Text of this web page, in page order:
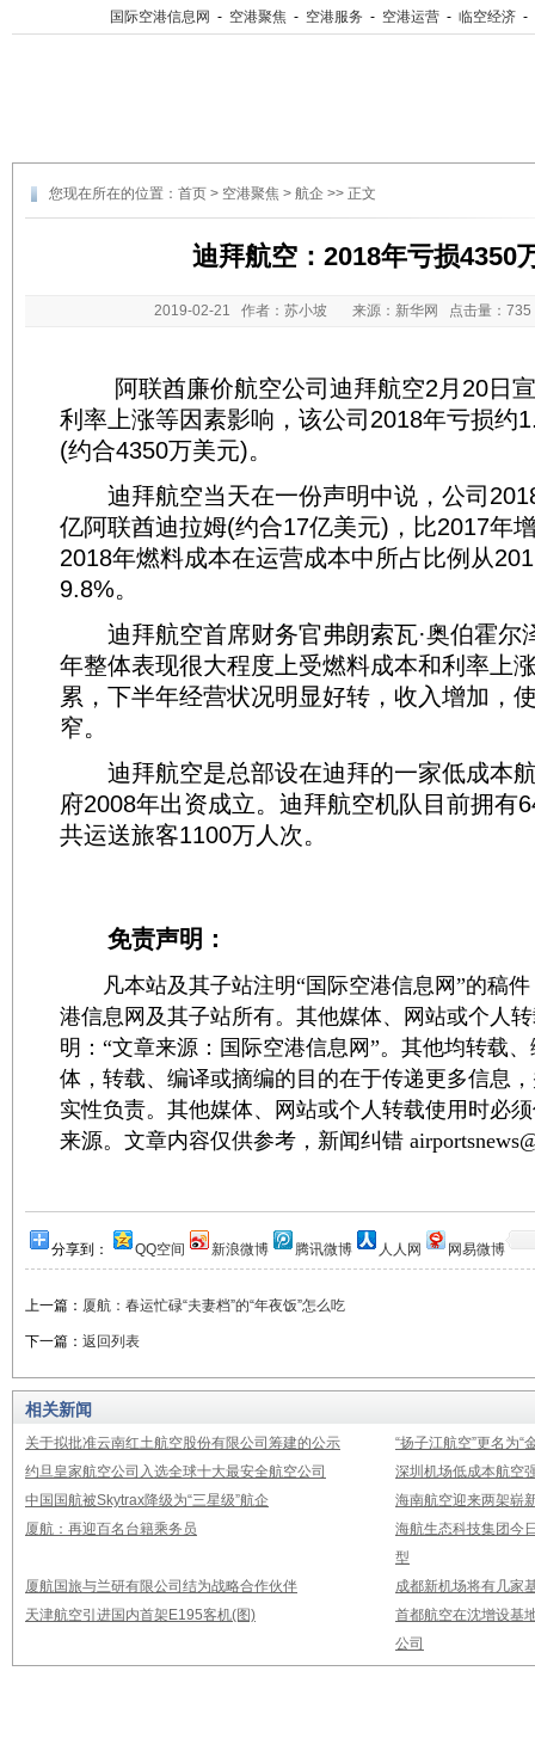
国际空港信息网 - 空港聚焦 - 空港服务 - 空港运营 - 临空经济 -
您现在所在的位置： 首页 > 空港聚焦 > 航企 >> 正文
迪拜航空：2018年亏损4350
2019-02-21 作者：苏小坡 来源：新华网 点击量：
阿联酋廉价航空公司迪拜航空2月20日宣
利率上涨等因素影响，该公司2018年亏损约
(约合4350万美元)。
迪拜航空当天在一份声明中说，公司
亿阿联酋迪拉姆(约合17亿美元)，比2017年
2018年燃料成本在运营成本中所占比例从
9.8%。
迪拜航空首席财务官弗朗索瓦·奥伯霍尔
年整体表现很大程度上受燃料成本和利率上
累，下半年经营状况明显好转，收入增加，
窄。
迪拜航空是总部设在迪拜的一家低成本
府2008年出资成立。迪拜航空机队目前拥有
共运送旅客1100万人次。
免责声明：
凡本站及其子站注明“国际空港信息网”的稿件
港信息网及其子站所有。其他媒体、网站或个人
明：“文章来源：国际空港信息网”。其他均转载
体，转载、编译或摘编的目的在于传递更多信息
实性负责。其他媒体、网站或个人转载使用时必
来源。文章内容仅供参考，新闻纠错
分享到： QQ空间 新浪微博 腾讯微博 人人网 网易微博
上一篇： 厦航：春运忙碌“夫妻档”的“年夜饭”怎么吃
下一篇： 返回列表
相关新闻
关于拟批准云南红土航空股份有限公司筹建的公示
“扬子江航空”更名为“
约旦皇家航空公司入选全球十大最安全航空公司
深圳机场低成本航空
中国国航被Skytrax降级为“三星级”航企
海南航空迎来两架崭
厦航：再迎百名台籍乘务员
海航生态科技集团今
型
厦航国旅与兰研有限公司结为战略合作伙伴
成都新机场将有几家
天津航空引进国内首架E195客机(图)
首都航空在沈增设基
公司